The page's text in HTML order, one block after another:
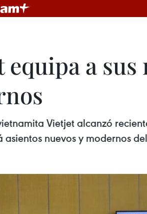
a sus
Vietjet alcanzó
nuevos y modernos